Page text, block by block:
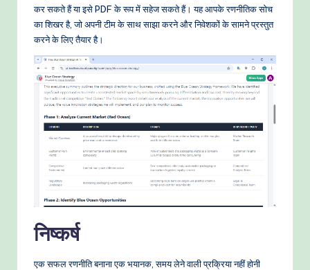
कर सकते हैं या इसे PDF के रूप में सहेज सकते हैं। यह आपके रणनीतिक सोच
का शिखर है, जो अपनी टीम के साथ साझा करने और निवेशकों के सामने प्रस्तुत
करने के लिए तैयार है।
निष्कर्ष
एक सफल रणनीति बनाना एक भयानक, समय लेने वाली प्रक्रिया नहीं होनी